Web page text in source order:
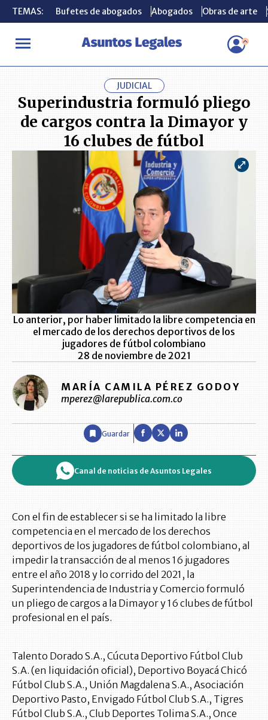
TEMAS: Bufetes de abogados Abogados Obras de arte
INICIO ACTUALIDAD Superindustria formuló pliego de cargos
TEMAS: Bufetes de abogados Abogados Obras de arte
JUDICIAL
Superindustria formuló pliego
de cargos contra la Dimayor y
16 clubes de fútbol
Lo anterior, por haber limitado la libre competencia en
el mercado de los derechos deportivos de los
jugadores de fútbol colombiano
28 de noviembre de 2021
MARÍA CAMILA PÉREZ GODOY
mperez@larepublica.com.co
Guardar
Canal de noticias de Asuntos Legales
Con el fin de establecer si se ha limitado la libre
competencia en el mercado de los derechos
deportivos de los jugadores de fútbol colombiano, al
impedir la transacción de al menos 16 jugadores
entre el año 2018 y lo corrido del 2021, la
Superintendencia de Industria y Comercio formuló
un pliego de cargos a la Dimayor y 16 clubes de fútbol
profesional en el país.
Talento Dorado S.A., Cúcuta Deportivo Fútbol Club
S.A. (en liquidación oficial), Deportivo Boyacá Chicó
Fútbol Club S.A., Unión Magdalena S.A., Asociación
Deportivo Pasto, Envigado Fútbol Club S.A., Tigres
Fútbol Club S.A., Club Deportes Tolima S.A., Once